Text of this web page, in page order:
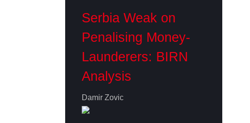
Serbia Weak on
Penalising Money-
Launderers: BIRN
Analysis
Damir Zovic